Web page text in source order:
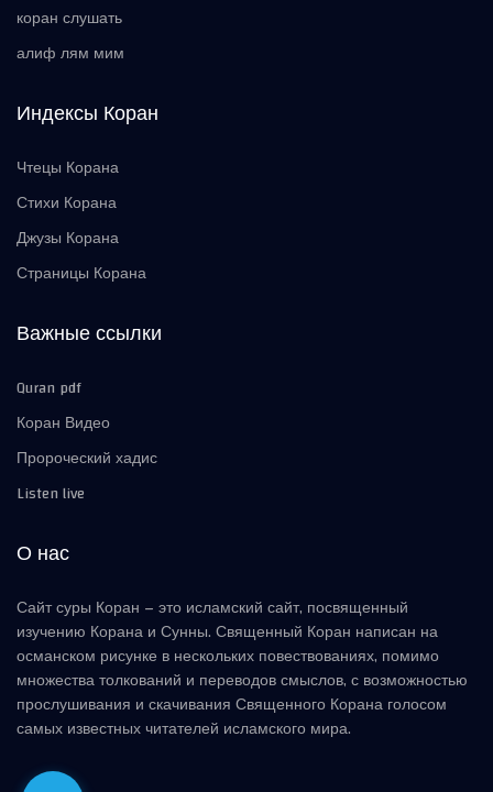
коран слушать
алиф лям мим
Индексы Коран
Чтецы Корана
Стихи Корана
Джузы Корана
Страницы Корана
Важные ссылки
Quran pdf
Коран Видео
Пророческий хадис
Listen live
О нас
Сайт суры Коран – это исламский сайт, посвященный
изучению Корана и Сунны. Священный Коран написан на
османском рисунке в нескольких повествованиях, помимо
множества толкований и переводов смыслов, с возможностью
прослушивания и скачивания Священного Корана голосом
самых известных читателей исламского мира.